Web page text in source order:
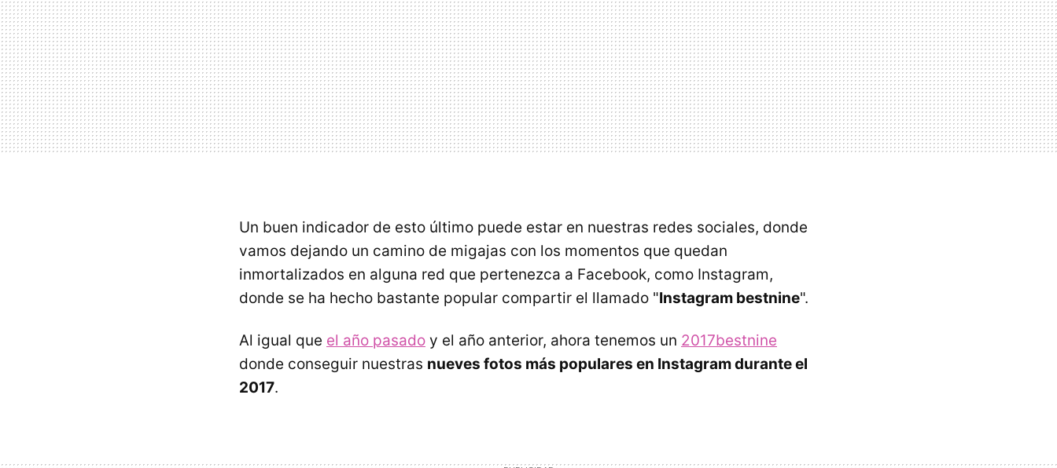
Un buen indicador de esto último puede estar en nuestras redes sociales, donde
vamos dejando un camino de migajas con los momentos que quedan
inmortalizados en alguna red que pertenezca a Facebook, como Instagram,
donde se ha hecho bastante popular compartir el llamado "Instagram bestnine".
Al igual que el año pasado y el año anterior, ahora tenemos un 2017bestnine
donde conseguir nuestras nueves fotos más populares en Instagram durante el
2017.